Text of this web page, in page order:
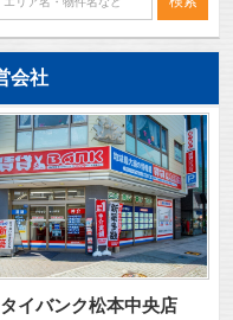
会社
イバンク松本中央店